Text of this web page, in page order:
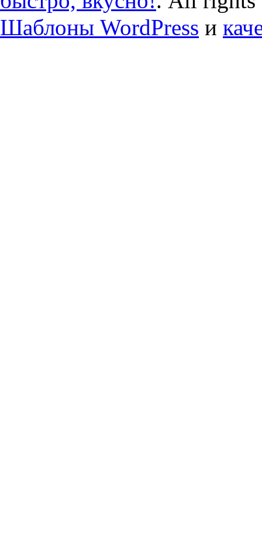
Шаблоны WordPress и